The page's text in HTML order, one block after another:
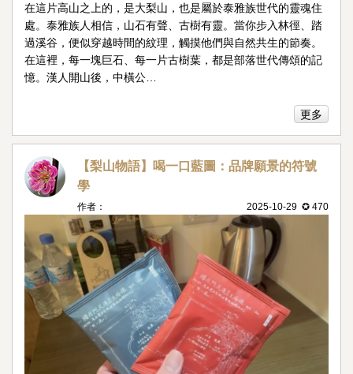
在這片高山之上的，是大梨山，也是屬於泰雅族世代的靈魂住
處。泰雅族人相信，山石有聲、古樹有靈。當你步入林徑、踏
過溪谷，便似穿越時間的紋理，觸摸他們與自然共生的節奏。
在這裡，每一塊巨石、每一片古樹葉，都是部落世代傳頌的記
憶。漢人開山後，中橫公…
更多
【梨山物語】喝一口藍圖：品牌願景的符號
學
2025-10-29 ✪ 470
作者：